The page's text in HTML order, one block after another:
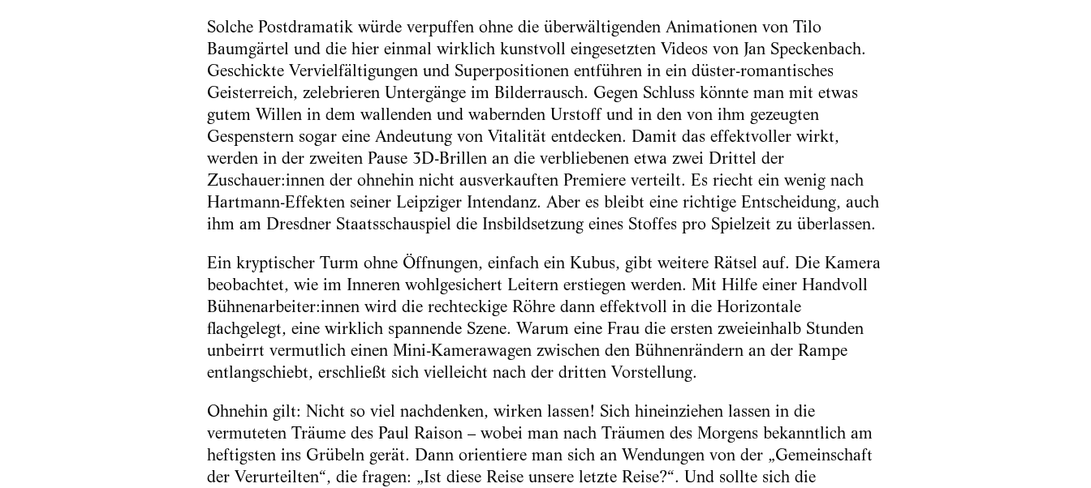
Solche Postdramatik würde verpuffen ohne die überwältigenden Animationen von Tilo
Baumgärtel und die hier einmal wirklich kunstvoll eingesetzten Videos von Jan Speckenbach.
Geschickte Vervielfältigungen und Superpositionen entführen in ein düster-romantisches
Geisterreich, zelebrieren Untergänge im Bilderrausch. Gegen Schluss könnte man mit etwas
gutem Willen in dem wallenden und wabernden Urstoff und in den von ihm gezeugten
Gespenstern sogar eine Andeutung von Vitalität entdecken. Damit das effektvoller wirkt,
werden in der zweiten Pause 3D-Brillen an die verbliebenen etwa zwei Drittel der
Zuschauer:innen der ohnehin nicht ausverkauften Premiere verteilt. Es riecht ein wenig nach
Hartmann-Effekten seiner Leipziger Intendanz. Aber es bleibt eine richtige Entscheidung, auch
ihm am Dresdner Staatsschauspiel die Insbildsetzung eines Stoffes pro Spielzeit zu überlassen.
Ein kryptischer Turm ohne Öffnungen, einfach ein Kubus, gibt weitere Rätsel auf. Die Kamera
beobachtet, wie im Inneren wohlgesichert Leitern erstiegen werden. Mit Hilfe einer Handvoll
Bühnenarbeiter:innen wird die rechteckige Röhre dann effektvoll in die Horizontale
flachgelegt, eine wirklich spannende Szene. Warum eine Frau die ersten zweieinhalb Stunden
unbeirrt vermutlich einen Mini-Kamerawagen zwischen den Bühnenrändern an der Rampe
entlangschiebt, erschließt sich vielleicht nach der dritten Vorstellung.
Ohnehin gilt: Nicht so viel nachdenken, wirken lassen! Sich hineinziehen lassen in die
vermuteten Träume des Paul Raison – wobei man nach Träumen des Morgens bekanntlich am
heftigsten ins Grübeln gerät. Dann orientiere man sich an Wendungen von der „Gemeinschaft
der Verurteilten“, die fragen: „Ist diese Reise unsere letzte Reise?“. Und sollte sich die